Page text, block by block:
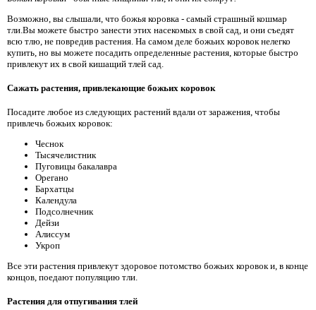
Возможно, вы слышали, что божья коровка - самый страшный кошмар
тли.Вы можете быстро занести этих насекомых в свой сад, и они съедят
всю тлю, не повредив растения. На самом деле божьих коровок нелегко
купить, но вы можете посадить определенные растения, которые быстро
привлекут их в свой кишащий тлей сад.
Сажать растения, привлекающие божьих коровок
Посадите любое из следующих растений вдали от заражения, чтобы
привлечь божьих коровок:
Чеснок
Тысячелистник
Пуговицы бакалавра
Орегано
Бархатцы
Календула
Подсолнечник
Дейзи
Алиссум
Укроп
Все эти растения привлекут здоровое потомство божьих коровок и, в конце
концов, поедают популяцию тли.
Растения для отпугивания тлей